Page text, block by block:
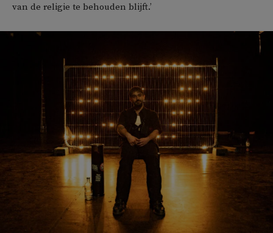
van de religie te behouden blijft.’